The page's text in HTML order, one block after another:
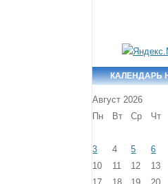
КАЛЕНДАРЬ
Август 2026
Пн
Вт Ср Чт
3 4 5
6
10
11 12
13